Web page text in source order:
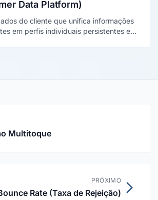
Data Platform)
do cliente que unifica informações
em perfis individuais persistentes e
Multitoque
PRÓXIMO
Rate (Taxa de Rejeição)